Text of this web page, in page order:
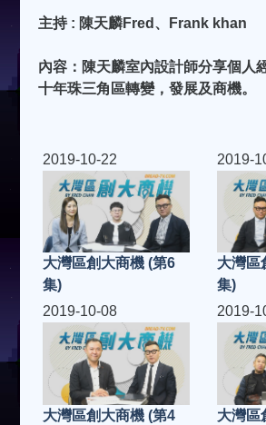
主持 : 陳天麟Fred、Frank khan
內容：陳天麟室內設計師分享個人
十年珠三角區轉變，發展及商機。
2019-10-22
大灣區創大商機 (第6
集)
2019-
大灣區
集)
2019-10-08
大灣區創大商機 (第4
2019-
大灣區